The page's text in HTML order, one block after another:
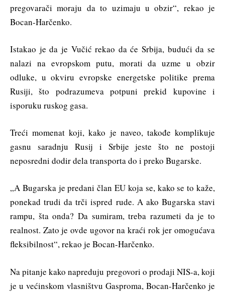
pregovarači moraju da to uzimaju u obzir“, rekao je
Bocan-Harčenko.
Istakao je da je Vučić rekao da će Srbija, budući da se
nalazi na evropskom putu, morati da uzme u obzir
odluke, u okviru evropske energetske politike prema
Rusiji, što podrazumeva potpuni prekid kupovine i
isporuku ruskog gasa.
Treći momenat koji, kako je naveo, takođe komplikuje
gasnu saradnju Rusij i Srbije jeste što ne postoji
neposredni dodir dela transporta do i preko Bugarske.
„A Bugarska je predani član EU koja se, kako se to kaže,
ponekad trudi da trči ispred rude. A ako Bugarska stavi
rampu, šta onda? Da sumiram, treba razumeti da je to
realnost. Zato je ovde ugovor na kraći rok jer omogućava
fleksibilnost“, rekao je Bocan-Harčenko.
Na pitanje kako napreduju pregovori o prodaji NIS-a, koji
je u većinskom vlasništvu Gasproma, Bocan-Harčenko je